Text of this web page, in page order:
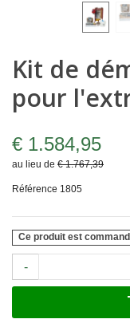
Kit de
pour
€ 1.584,95
au lieu de € 1.767,39
Référence 1805
Ce produit est
-